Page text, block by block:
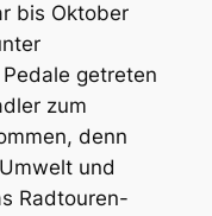
bis Oktober
getreten
zum
denn
und
Radtouren-